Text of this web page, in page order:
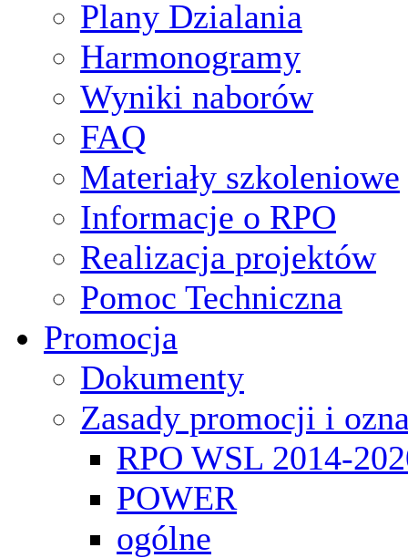
Plany Dzialania
Harmonogramy
Wyniki naborów
FAQ
Materiały szkoleniowe
Informacje o RPO
Realizacja projektów
Pomoc Techniczna
Promocja
Dokumenty
Zasady promocji i
RPO WSL 2014-
POWER
ogólne